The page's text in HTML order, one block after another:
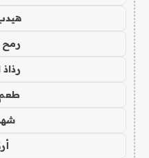
رمح
رذاذ